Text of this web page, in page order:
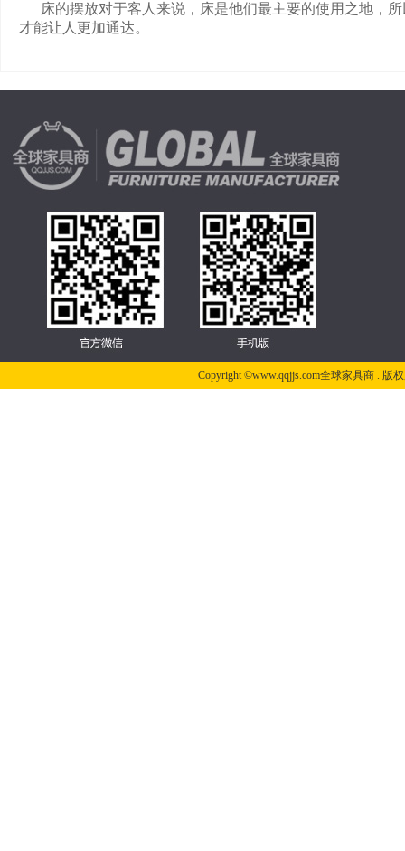
床的摆放对于客人来说，床是他们最主要的使用之地，所
才能让人更加通达。
Copyright ©www.qqjjs.com全球家具商 . 版